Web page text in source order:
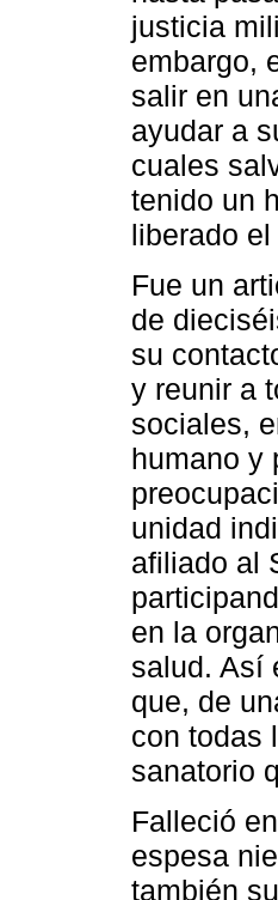
justicia
embargo,
salir en
ayudar a
cuales
tenido un
liberado
Fue un
de
su
y reunir a
sociales,
humano y
unidad
afiliado al
en la
salud. Así
que, de
con todas
sanatorio
Falleció
espesa
también